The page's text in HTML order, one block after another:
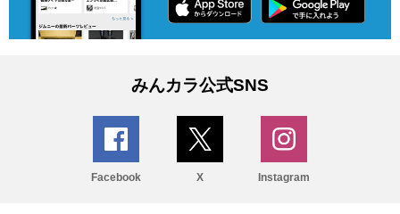
みんカラ公式SNS
Facebook X Instagram